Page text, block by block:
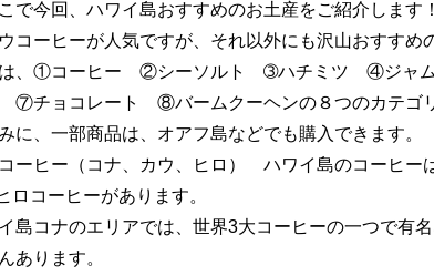
で今回、ハワイ島おすすめのお土産をご紹介します
コーヒーが人気ですが、それ以外にも沢山おすすめ
は、①コーヒー ②シーソルト ➂ハチミツ ④ジャ
⑦チョコレート ⑧バームクーヘンの８つのカテゴリ
に、一部商品は、オアフ島などでも購入できます。
ヒー（コナ、カウ、ヒロ） ハワイ島のコーヒー
ロコーヒーがあります。
島コナのエリアでは、世界3大コーヒーの一つで有
あります。